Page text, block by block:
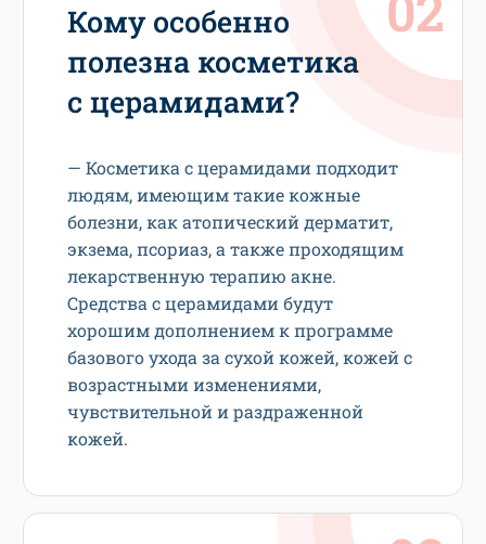
Кому особенно
полезна косметика
с церамидами?
— Косметика с церамидами подходит
людям, имеющим такие кожные
болезни, как атопический дерматит,
экзема, псориаз, а также проходящим
лекарственную терапию акне.
Средства с церамидами будут
хорошим дополнением к программе
базового ухода за сухой кожей, кожей с
возрастными изменениями,
чувствительной и раздраженной
кожей.